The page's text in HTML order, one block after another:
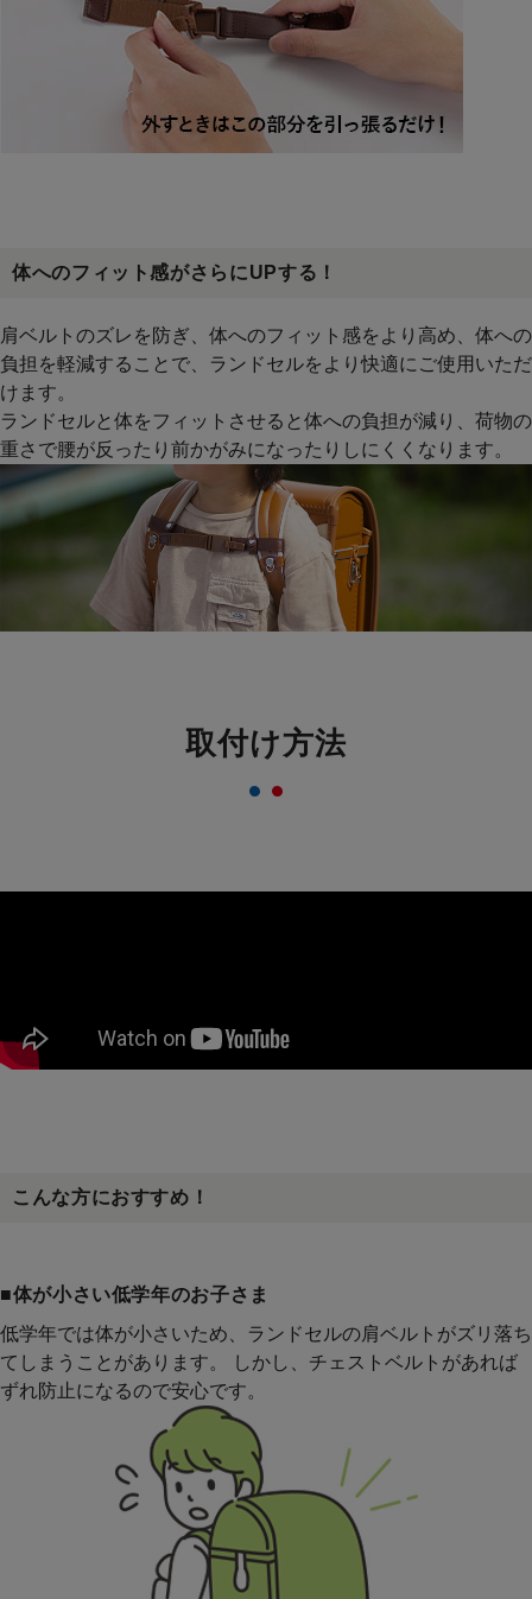
体へのフィット感がさらにUPする！
肩ベルトのズレを防ぎ、体へのフィット感をより高め、体への
負担を軽減することで、ランドセルをより快適にご使用いただ
けます。
ランドセルと体をフィットさせると体への負担が減り、荷物の
重さで腰が反ったり前かがみになったりしにくくなります。
取付け方法
こんな方におすすめ！
■体が小さい低学年のお子さま
低学年では体が小さいため、ランドセルの肩ベルトがズリ落ち
てしまうことがあります。 しかし、チェストベルトがあれば
ずれ防止になるので安心です。